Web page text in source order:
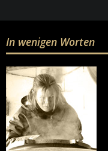
In wenigen Worten